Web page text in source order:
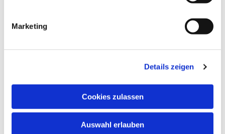
Marketing
Details zeigen
Cookies zulassen
Auswahl erlauben